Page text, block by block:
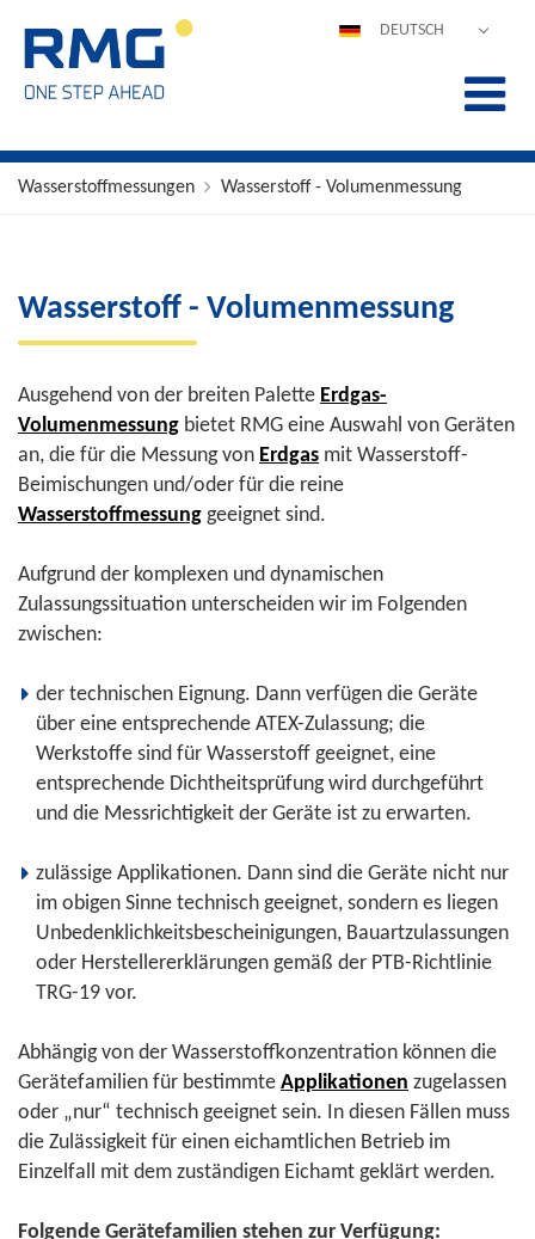
DEUTSCH
FRANÇAIS
Wasserstoffmessungen Wasserstoff - Volumenmessung
Wasserstoff - Volumenmessung
Ausgehend von der breiten Palette Erdgas-
Volumenmessung bietet RMG eine Auswahl von Geräten
an, die für die Messung von Erdgas mit Wasserstoff-
Beimischungen und/oder für die reine
Wasserstoffmessung geeignet sind.
Aufgrund der komplexen und dynamischen
Zulassungssituation unterscheiden wir im Folgenden
zwischen:
der technischen Eignung. Dann verfügen die Geräte
über eine entsprechende ATEX-Zulassung; die
Werkstoffe sind für Wasserstoff geeignet, eine
entsprechende Dichtheitsprüfung wird durchgeführt
und die Messrichtigkeit der Geräte ist zu erwarten.
zulässige Applikationen. Dann sind die Geräte nicht nur
im obigen Sinne technisch geeignet, sondern es liegen
Unbedenklichkeitsbescheinigungen, Bauartzulassungen
oder Herstellererklärungen gemäß der PTB-Richtlinie
TRG-19 vor.
Abhängig von der Wasserstoffkonzentration können die
Gerätefamilien für bestimmte Applikationen zugelassen
oder „nur“ technisch geeignet sein. In diesen Fällen muss
die Zulässigkeit für einen eichamtlichen Betrieb im
Einzelfall mit dem zuständigen Eichamt geklärt werden.
Folgende Gerätefamilien stehen zur Verfügung: